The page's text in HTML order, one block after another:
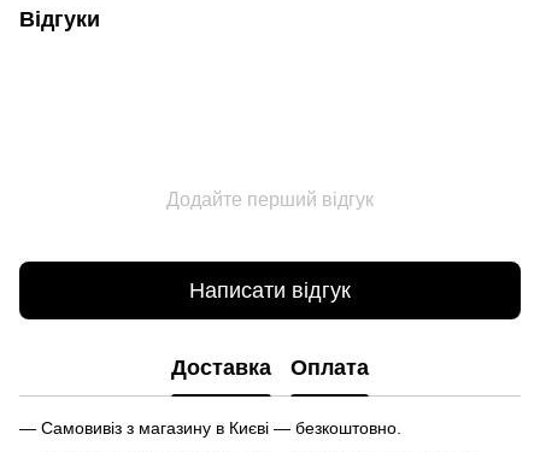
Відгуки
Додайте перший відгук
Написати відгук
Доставка Оплата
— Самовивіз з магазину в Києві — безкоштовно.